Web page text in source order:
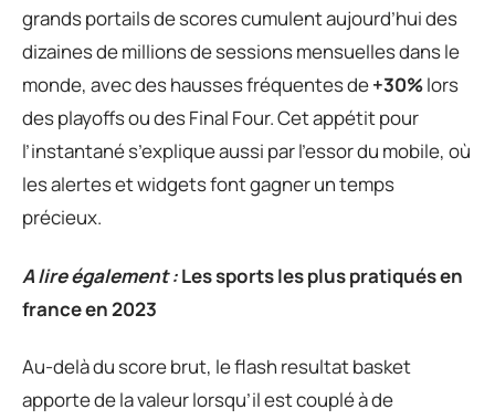
grands portails de scores cumulent aujourd’hui des
dizaines de millions de sessions mensuelles dans le
monde, avec des hausses fréquentes de+30%lors
des playoffs ou des Final Four. Cet appétit pour
l’instantané s’explique aussi par l’essor du mobile, où
les alertes et widgets font gagner un temps
précieux.
A lire également :Les sports les plus pratiqués en
france en 2023
Au-delà du score brut, le flash resultat basket
apporte de la valeur lorsqu’il est couplé à de